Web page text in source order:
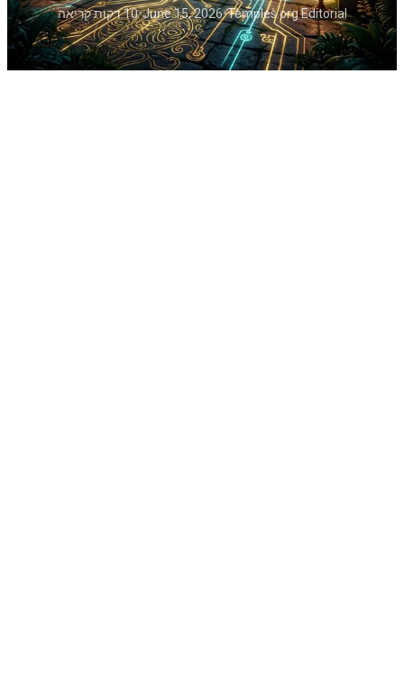
Temples.org Editorial
•
June 15, 2026
•10 דקות קריאה